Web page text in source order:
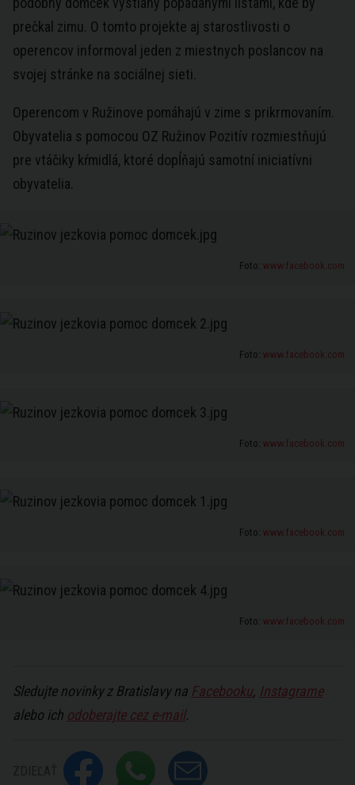
prečkal zimu. O tomto projekte aj starostlivosti o
operencov informoval jeden z miestnych poslancov na
svojej stránke na sociálnej sieti.
Operencom v Ružinove pomáhajú v zime s prikrmovaním.
Obyvatelia s pomocou OZ Ružinov Pozitív rozmiestňujú
pre vtáčiky kŕmidlá, ktoré dopĺňajú samotní iniciatívni
obyvatelia.
Foto: www.facebook.com
Foto: www.facebook.com
Foto: www.facebook.com
Foto: www.facebook.com
Foto: www.facebook.com
Sledujte novinky z Bratislavy na Facebooku, Instagrame
alebo ich odoberajte cez e-mail.